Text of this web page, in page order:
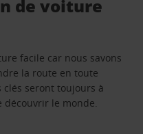
de voiture
facile car nous savons
la route en toute
clés seront toujours à
le monde.